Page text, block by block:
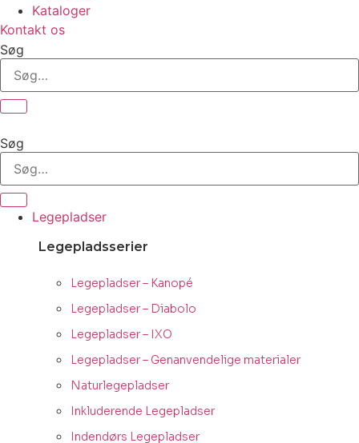
Kataloger
Kontakt os
Søg
Søg
Legepladser
Legepladsserier
Legepladser – Kanopé
Legepladser – Diabolo
Legepladser – IXO
Legepladser – Genanvendelige materialer
Naturlegepladser
Inkluderende Legepladser
Indendørs Legepladser